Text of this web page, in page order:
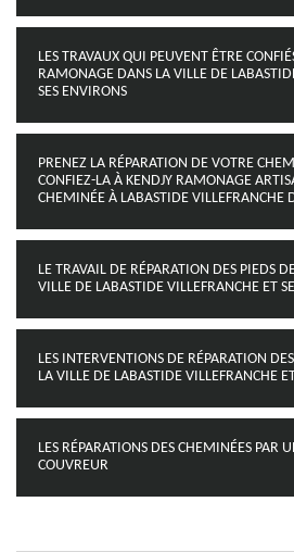
LES TRAVAUX QUI PEUVENT ÊTRE
RAMONAGE DANS LA VILLE DE
SES ENVIRONS
PRENEZ LA RÉPARATION DE VOTRE
CONFIEZ-LA À KENDJY RAMONAGE
CHEMINÉE À LABASTIDE VILLEFRANCHE
LE TRAVAIL DE RÉPARATION DES PIEDS
VILLE DE LABASTIDE VILLEFRANCHE ET
LES INTERVENTIONS DE RÉPARATION
LA VILLE DE LABASTIDE VILLEFRANCHE
LES RÉPARATIONS DES CHEMINÉES PAR
COUVREUR